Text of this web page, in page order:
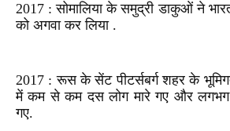
2017 : सोमालिया के समुद्री डाकुओं ने
को अगवा कर लिया .
2017 : रूस के सेंट पीटर्सबर्ग शहर के
में कम से कम दस लोग मारे गए और लगभग
गए.